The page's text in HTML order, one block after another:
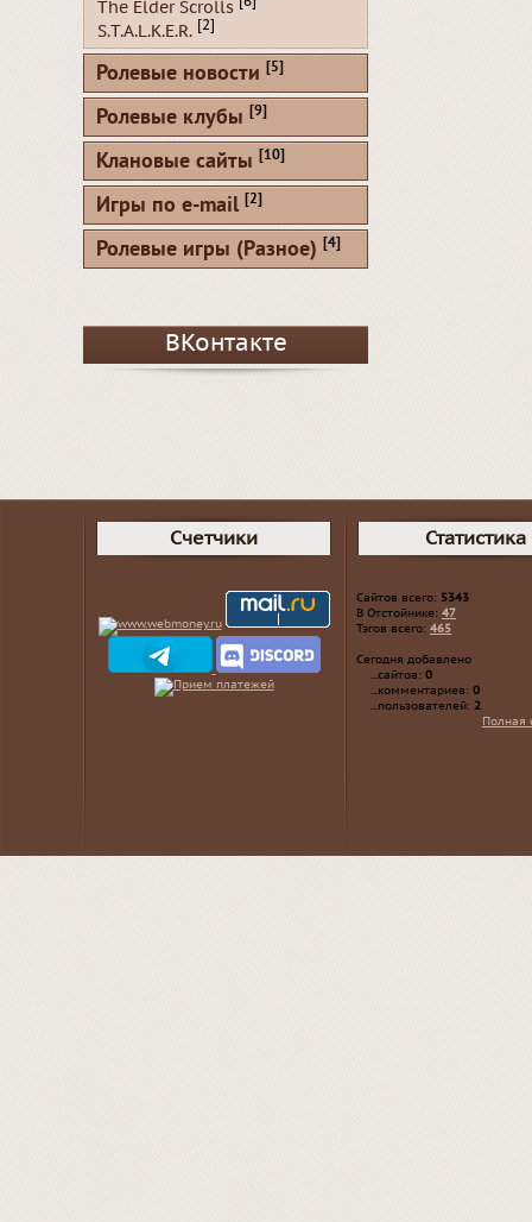
The Elder Scrolls
S.T.A.L.K.E.R. [2]
Ролевые новости [5]
Ролевые клубы [9]
Клановые сайты [10]
Игры по e-mail [2]
Ролевые игры (Разное) [4]
ВКонтакте
Счетчики Статистика
Сайтов всего: 5343
В Отстойнике: 47
Тэгов всего: 465
Сегодня добавлено
...сайтов: 0
...комментариев: 0
...пользователей: 2
Полная